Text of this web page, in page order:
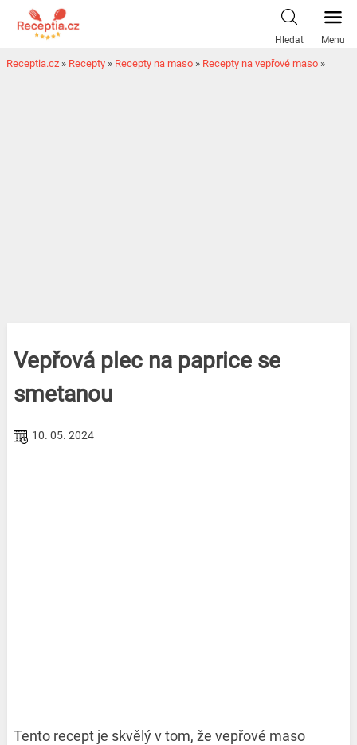
Hledat Menu
Receptia.cz » Recepty » Recepty na maso » Recepty na vepřové maso »
Vepřová plec na paprice se
smetanou
10. 05. 2024
Tento recept je skvělý v tom, že vepřové maso